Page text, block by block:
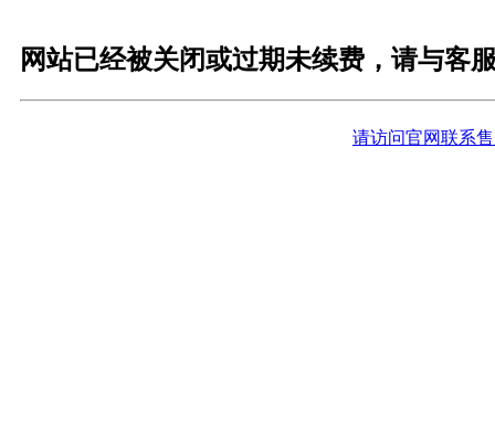
网站已经被关闭或过期未续费，请与客
请访问官网联系